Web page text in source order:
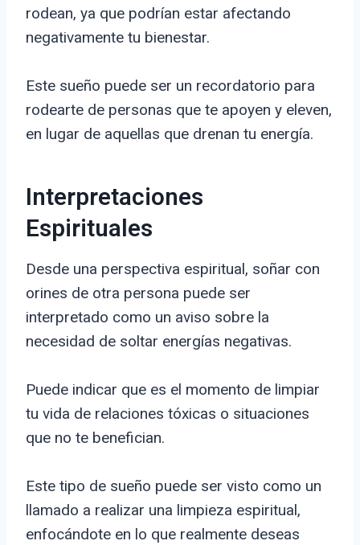
rodean, ya que podrían estar afectando
negativamente tu bienestar.
Este sueño puede ser un recordatorio para
rodearte de personas que te apoyen y eleven,
en lugar de aquellas que drenan tu energía.
Interpretaciones
Espirituales
Desde una perspectiva espiritual, soñar con
orines de otra persona puede ser
interpretado como un aviso sobre la
necesidad de soltar energías negativas.
Puede indicar que es el momento de limpiar
tu vida de relaciones tóxicas o situaciones
que no te benefician.
Este tipo de sueño puede ser visto como un
llamado a realizar una limpieza espiritual,
enfocándote en lo que realmente deseas